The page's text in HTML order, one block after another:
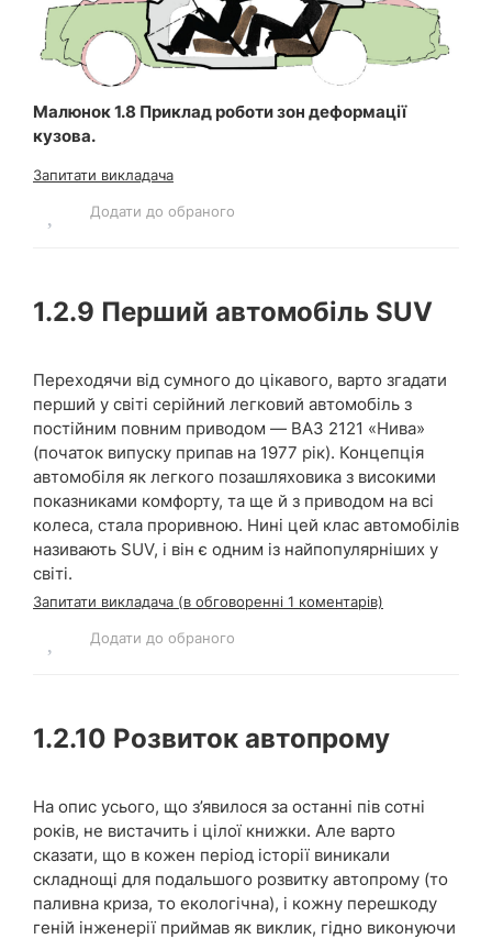
Малюнок 1.8 Приклад роботи зон деформації
кузова.
Запитати викладача
Додати до обраного
1.2.9 Перший автомобіль SUV
Переходячи від сумного до цікавого, варто згадати
перший у світі серійний легковий автомобіль з
постійним повним приводом — ВАЗ 2121 «Нива»
(початок випуску припав на 1977 рік). Концепція
автомобіля як легкого позашляховика з високими
показниками комфорту, та ще й з приводом на всі
колеса, стала проривною. Нині цей клас автомобілів
називають SUV, і він є одним із найпопулярніших у
світі.
Запитати викладача (в обговоренні 1 коментарів)
Додати до обраного
1.2.10 Розвиток автопрому
На опис усього, що з’явилося за останні пів сотні
років, не вистачить і цілої книжки. Але варто
сказати, що в кожен період історії виникали
складнощі для подальшого розвитку автопрому (то
паливна криза, то екологічна), і кожну перешкоду
геній інженерії приймав як виклик, гідно виконуючи